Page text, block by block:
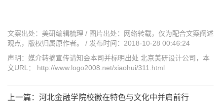
文案出处：美研编辑梳理 / 图片出处：网络转载，仅为配合文案阐述
观点，版权归属原作者。 / 发布时间：2018-10-28 00:46:24
声明：媒介转摘宣传请知会本司并标明出处 北京美研设计公司，本
文URL： http://www.logo2008.net/xiaohui/311.html
上一篇： 河北金融学院校徽在特色与文化中并肩前行